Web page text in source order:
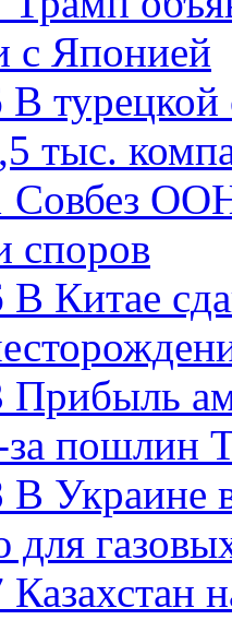
с Японией
В
тыс.
Совбез
споров
В Китае
Прибыль
за пошлин
В Украине
для
Казахстан